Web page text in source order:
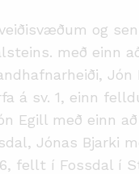
og
með einn
Jón
á sv. 1, einn
Egill með einn
Jónas Bjarki
fellt í Fossdal í